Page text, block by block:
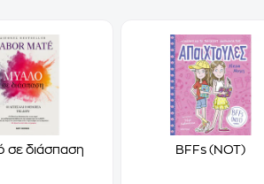
σε διάσπαση BFFs (NOT)